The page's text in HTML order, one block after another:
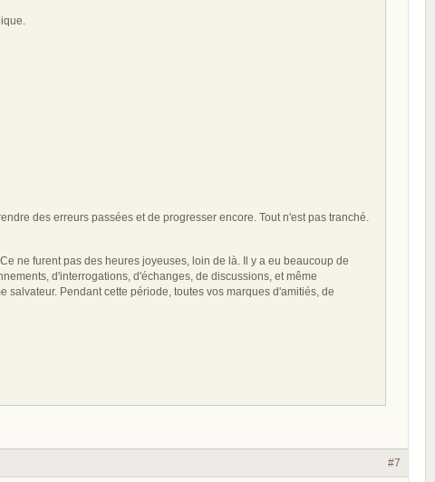
des erreurs passées et de progresser encore. Tout n'est pas tranché.
ne furent pas des heures joyeuses, loin de là. Il y a eu beaucoup de
d'interrogations, d'échanges, de discussions, et même
Pendant cette période, toutes vos marques d'amitiés, de
#7